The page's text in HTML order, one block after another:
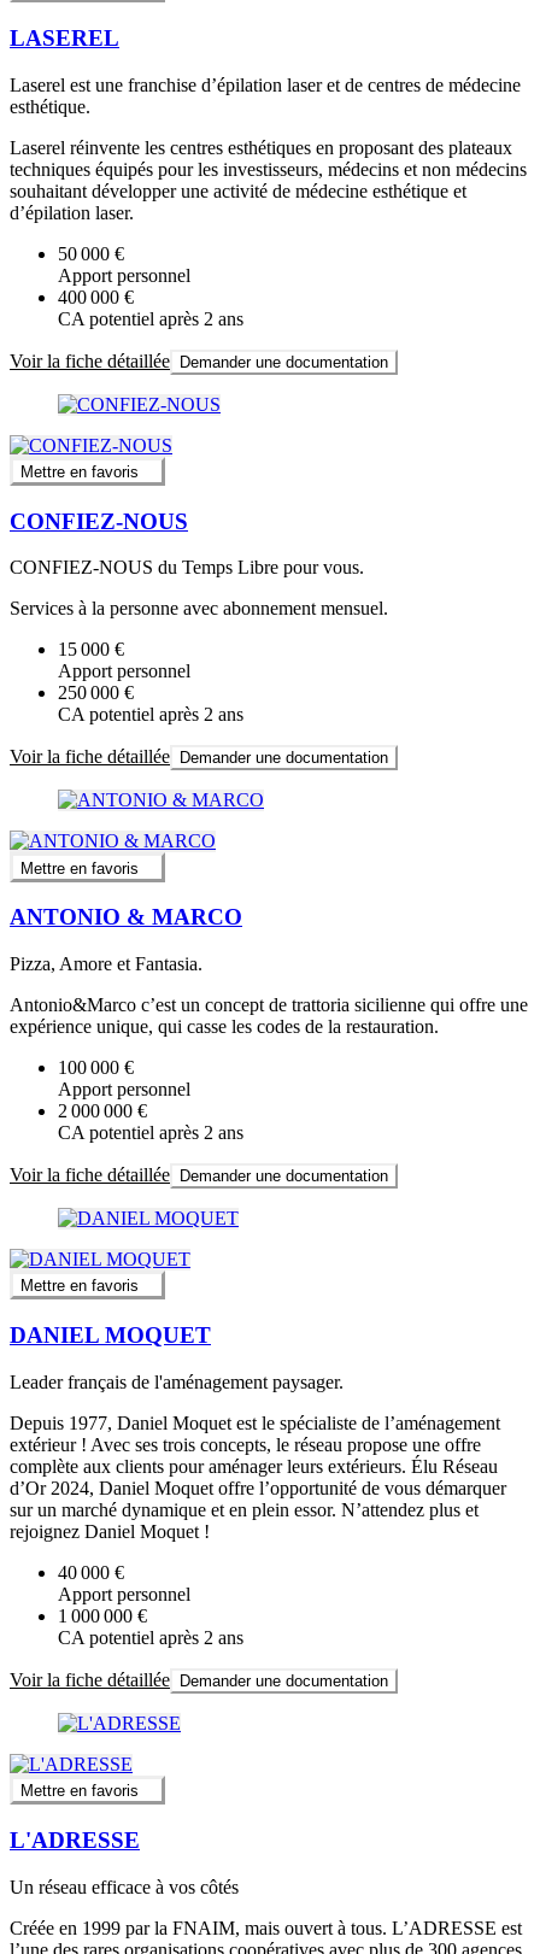
LASEREL
Laserel est une franchise d’épilation laser et de centres de médecine
esthétique.
Laserel réinvente les centres esthétiques en proposant des plateaux
techniques équipés pour les investisseurs, médecins et non médecins
souhaitant développer une activité de médecine esthétique et
d’épilation laser.
50 000 €
Apport personnel
400 000 €
CA potentiel après 2 ans
Voir la fiche détaillée Demander une documentation
Mettre en favoris
CONFIEZ-NOUS
CONFIEZ-NOUS du Temps Libre pour vous.
Services à la personne avec abonnement mensuel.
15 000 €
Apport personnel
250 000 €
CA potentiel après 2 ans
Voir la fiche détaillée Demander une documentation
Mettre en favoris
ANTONIO & MARCO
Pizza, Amore et Fantasia.
Antonio&Marco c’est un concept de trattoria sicilienne qui offre une
expérience unique, qui casse les codes de la restauration.
100 000 €
Apport personnel
2 000 000 €
CA potentiel après 2 ans
Voir la fiche détaillée Demander une documentation
Mettre en favoris
DANIEL MOQUET
Leader français de l'aménagement paysager.
Depuis 1977, Daniel Moquet est le spécialiste de l’aménagement
extérieur ! Avec ses trois concepts, le réseau propose une offre
complète aux clients pour aménager leurs extérieurs. Élu Réseau
d’Or 2024, Daniel Moquet offre l’opportunité de vous démarquer
sur un marché dynamique et en plein essor. N’attendez plus et
rejoignez Daniel Moquet !
40 000 €
Apport personnel
1 000 000 €
CA potentiel après 2 ans
Voir la fiche détaillée Demander une documentation
Mettre en favoris
L'ADRESSE
Un réseau efficace à vos côtés
Créée en 1999 par la FNAIM, mais ouvert à tous. L’ADRESSE est
l’une des rares organisations coopératives avec plus de 300 agences